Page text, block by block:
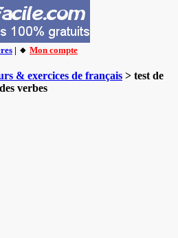
| 🔸 Mon compte
& exercices de français > test de
verbes